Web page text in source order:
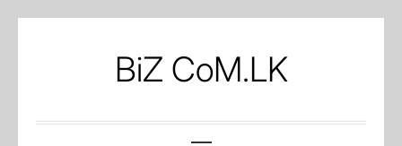
BiZ CoM.LK